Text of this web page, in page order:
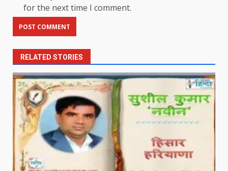
for the next time I comment.
RELATED STORIES